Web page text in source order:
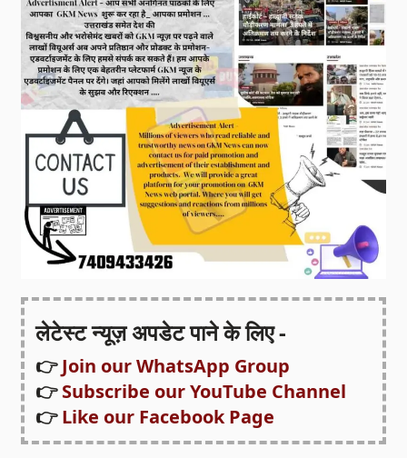
लेटेस्ट न्यूज़ अपडेट पाने के लिए -
👉Join our WhatsApp Group
👉Subscribe our YouTube Channel
👉Like our Facebook Page